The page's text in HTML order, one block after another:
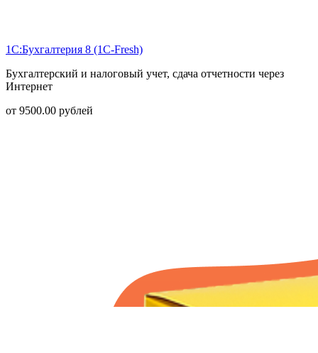
1С:Бухгалтерия 8 (1С-Fresh)
Бухгалтерский и налоговый учет, сдача отчетности через
Интернет
от 9500.00 рублей